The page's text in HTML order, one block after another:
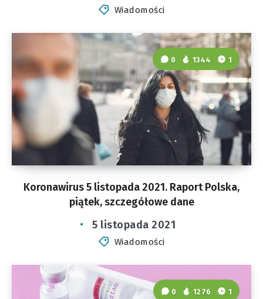
Wiadomości
Koronawirus 5 listopada 2021. Raport Polska,
piątek, szczegółowe dane
0 1344 1
5 listopada 2021
Wiadomości
0 1276 1